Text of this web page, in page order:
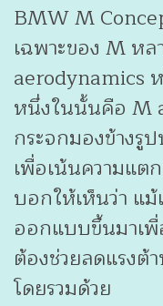
BMW M
เฉพาะของ M ห
aerodynamics
หนึ่งในนั้นคือ M
กระจกมองข้างรู
เพื่อเน้นความแต
บอกให้เห็นว่า แ
ออกแบบขึ้นมาเพื่
ต้องช่วยลดแรง
โดยรวมด้วย